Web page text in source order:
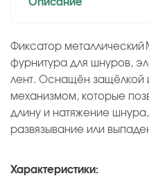
Описание
Фиксатор металлический
фурнитура для шнуров,
лент. Оснащён
механизмом, которые
длину и натяжение
развязывание или
Характеристики: